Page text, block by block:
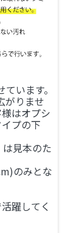
います。
がりませ
はオプシ
プの下
見本のた
のみとな
躍してく